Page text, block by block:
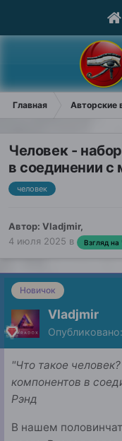
Главная Авторские
Человек -
в соединении с
человек
Автор: Vladjmir,
4 июля 2025 в Взгляд на
Новичок
Vladjmir
Опубликовано:
"Что такое
компонентов в
Рэнд
В нашем